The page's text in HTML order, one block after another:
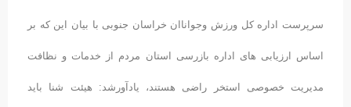
سرپرست اداره کل ورزش وجواناان خراسان جنوبی با بیان این که بر
اساس ارزیابی های اداره بازرسی استان مردم از خدمات و نظافت
مدیریت خصوصی استخر راضی هستند، یادآورشد: هیئت شنا باید